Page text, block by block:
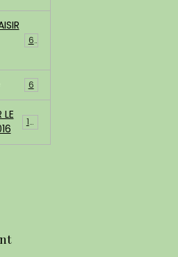
68
6
LE
183